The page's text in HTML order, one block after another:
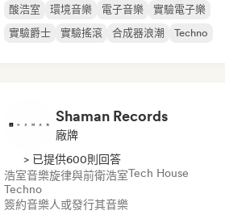
酸浩室 環境音樂 電子音樂
實驗電子樂
實驗爵士
實驗搖滾 合成器浪潮 Techno
Shaman Records
廠牌
> 已提供600則回答
浩室音樂旋律與前衛浩室Tech House
Techno
簽約音樂人或發行其音樂